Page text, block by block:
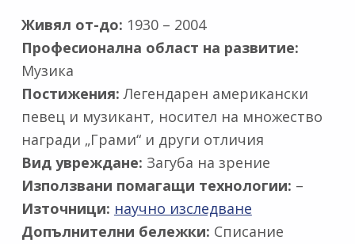
Живял от-до: 1930 – 2004
Професионална област на развитие:
Музика
Постижения: Легендарен американски
певец и музикант, носител на множество
награди „Грами“ и други отличия
Вид увреждане: Загуба на зрение
Използвани помагащи технологии: –
Източници: научно изследване
Допълнителни бележки: Списание